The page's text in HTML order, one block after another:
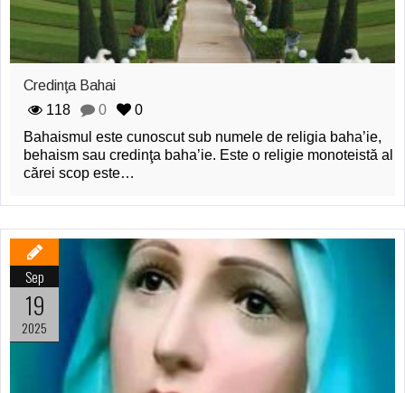
Credinţa Bahai
118
0
0
Bahaismul este cunoscut sub numele de religia baha’ie,
behaism sau credinţa baha’ie. Este o religie monoteistă al
cărei scop este…
Sep
19
2025